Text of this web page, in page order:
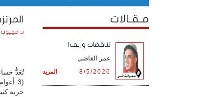
د. مهيوب
تُعَدُّ
(3
حربه
مـقـالات
تناقضات وزيف!
عمر القاضي
المزيد 8/5/2026